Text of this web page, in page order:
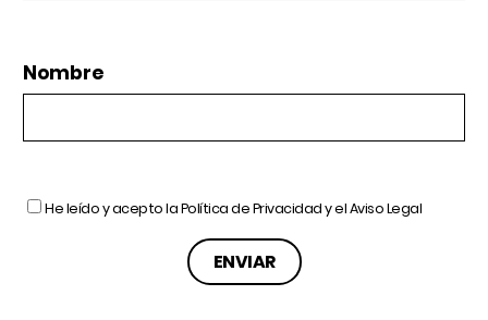
Nombre
He leído y acepto laPolítica de Privacidady elAviso Legal